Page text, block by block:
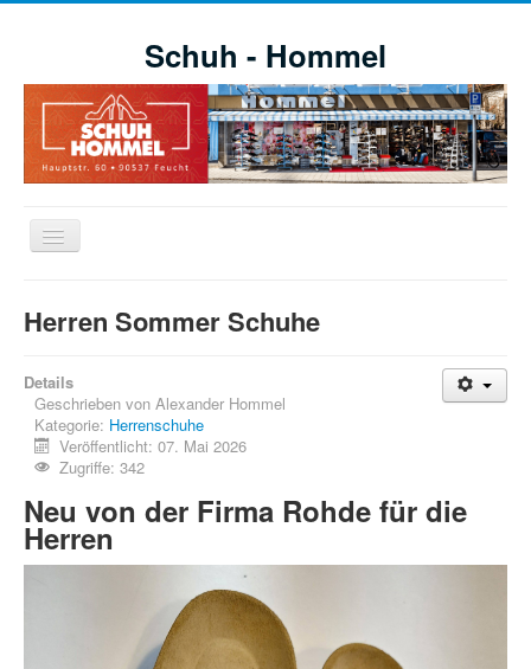
Schuh - Hommel
Navigation
an/aus
Schuhe
Aktuelle Aktionen
Markensortiment
Öffnungszeiten
Impressionen
Auszeichnungen
Herren Sommer Schuhe
Details
Geschrieben von Alexander Hommel
Kategorie: Herrenschuhe
Veröffentlicht: 07. Mai 2026
Zugriffe: 342
Neu von der Firma Rohde für die
Herren